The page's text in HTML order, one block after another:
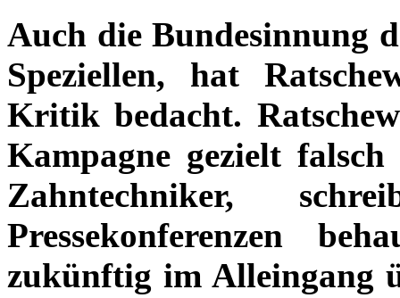
Auch die Bundesinnung
Speziellen, hat
Kritik bedacht.
Kampagne gezielt
Zahntechniker,
Pressekonferenzen
zukünftig im Alleingang